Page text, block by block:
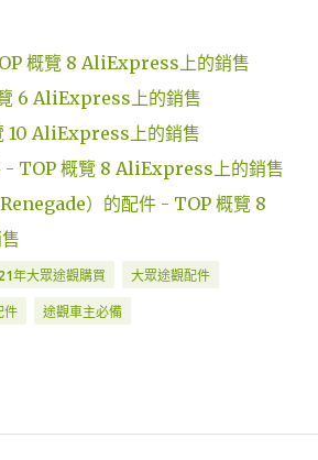
概覽 8 AliExpress上的銷售
6 AliExpress上的銷售
10 AliExpress上的銷售
- TOP 概覽 8 AliExpress上的銷售
）的配件 - TOP 概覽 8
年大眾途觀購買 大眾途觀配件
件 途觀車主必備